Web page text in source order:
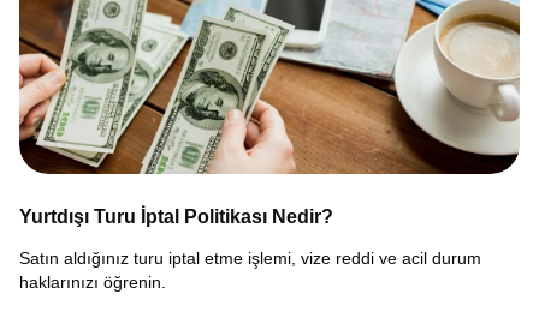
Yurtdışı Turu İptal Politikası Nedir?
Satın aldığınız turu iptal etme işlemi, vize reddi ve acil durum
haklarınızı öğrenin.